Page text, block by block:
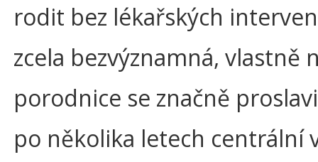
rodit bez lékařských
zcela bezvýznamná, vlastně
porodnice se značně
po několika letech centrální